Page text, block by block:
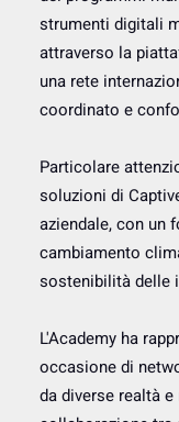
strumenti digitali
attraverso la
una rete
coordinato e
Particolare
soluzioni di
aziendale, con un
cambiamento
sostenibilità delle
L'Academy ha
occasione di
da diverse realtà